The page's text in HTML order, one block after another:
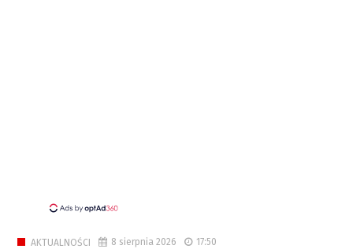
AKTUALNOŚCI 8 sierpnia 2026 17:50